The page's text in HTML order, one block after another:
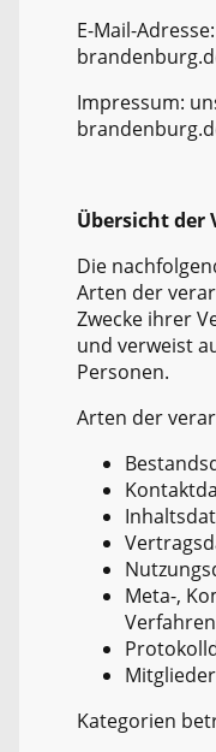
E-Mail-
Impressum:
Übersicht der
Die
Arten der
Zwecke ihrer
und verweist
Personen.
Arten der
Meta-,
Kategorien